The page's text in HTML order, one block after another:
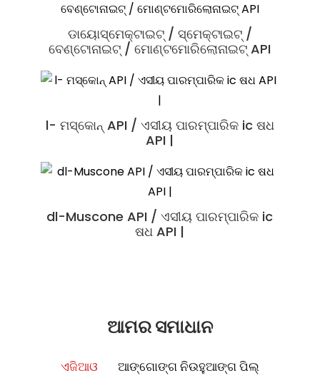
ଡାୟୋସ୍ମେକ୍ଟାଇଟ୍ / ସ୍ମେକ୍ଟାଇଟ୍ /
ବେଣ୍ଟୋନାଇଟ୍ / ମୋଣ୍ଟମୋରିଲୋନାଇଟ୍ API
l- ମସ୍କୋନ୍ API / ଏସୀୟ ପାରମ୍ପାରିକ ic ଷଧ
API |
dl-Muscone API / ଏସୀୟ ପାରମ୍ପାରିକ ic
ଷଧ API |
ଏର୍ଗୋଥିଓନିନ୍
Shexiangxintongning ପିଆନ୍ |
ସୁହେକ୍ସିଆଙ୍ଗ୍ ୱାନ୍ |
ଅବିକୃତ ଟାଇପII କୋଲାଜେନ (UC II) ନୂତନ ହାଡ଼
ବୃଦ୍ଧି କରୁଛି
ଆଣ୍ଟାର୍କଟିକା କ୍ରିଲ୍ ତେଲ / ପୁଷ୍ଟିକର ଖାଦ୍ୟ
କଞ୍ଚାମାଲ
ଆମର ସମାଧାନ
ଏଜିଆଓ
ଆଙ୍ଗୋଙ୍ଗ ନିଉହୁଆଙ୍ଗ ପିଲ୍